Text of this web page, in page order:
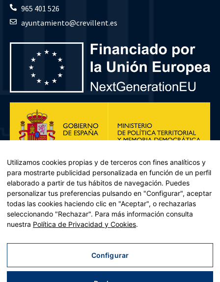
965 401 526
ayuntamiento@crevillent.es
Plan de Recuperación, Transformación y Resiliencia – Financiado por
Recuperación y resiliencia, establecido por el Reglamento (UE)
2021/241 del Parlamento Europeo y del Consejo, de 12 de febrero
Utilizamos cookies propias y de terceros con fines analíticos y
para mostrarte publicidad personalizada en función de un perfil
elaborado a partir de tus hábitos de navegación. Puedes
personalizar tus preferencias pulsando en "Configurar", aceptar
todas las cookies haciendo clic en "Aceptar", o rechazarlas
seleccionando "Rechazar". Para más información consulta
nuestra Política de Privacidad y Cookies.
Configurar